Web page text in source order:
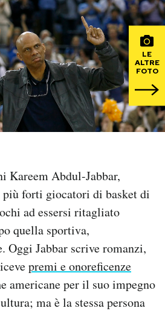
Altrecose
Mondiali calcio 2026
LE
ALTRE
FOTO
Kareem Abdul-Jabbar,
più forti giocatori di basket di
ad essersi ritagliato
quella sportiva,
Oggi Jabbar scrive romanzi,
premi e onoreficenze
americane per il suo impegno
ma è la stessa persona